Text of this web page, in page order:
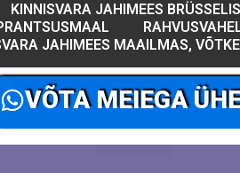
KINNISVARA JAHIMEES BRÜSSELIS
JAHIMEES MAAILMAS,
VÕTA MEIEGA